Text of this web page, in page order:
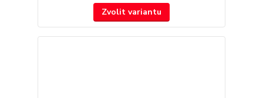
Zvolit variantu